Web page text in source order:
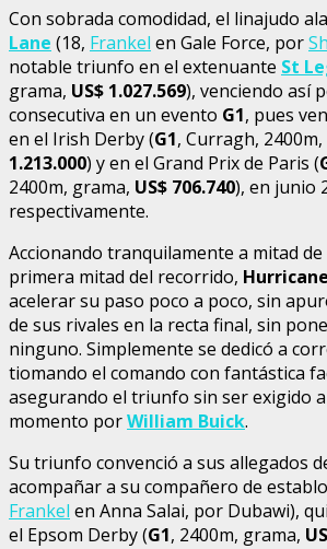
Con sobrada comodidad, el linajudo
Lane (18, Frankel en Gale Force, por
notable triunfo en el extenuante St
grama, US$ 1.027.569), venciendo así
consecutiva en un evento G1, pues
en el Irish Derby (G1, Curragh,
1.213.000) y en el Grand Prix de Paris (
2400m, grama, US$ 706.740), en junio
respectivamente.
Accionando tranquilamente a mitad
primera mitad del recorrido, Hurricane
acelerar su paso poco a poco, sin
de sus rivales en la recta final, sin
ninguno. Simplemente se dedicó a
tiomando el comando con fantástica
asegurando el triunfo sin ser exigido
momento porWilliam Buick.
Su triunfo convenció a sus allegados
acompañar a su compañero de establo
Frankel en Anna Salai, por Dubawi),
el Epsom Derby (G1, 2400m, grama,